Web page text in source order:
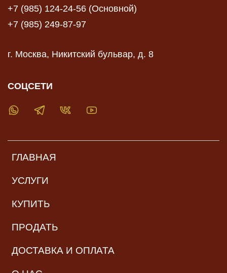
ГЛАВНАЯ
УСЛУГИ
КУПИТЬ
ПРОДАТЬ
ДОСТАВКА И ОПЛАТА
+7 (985) 124-24-56 (Основной)
+7 (985) 249-87-97
г. Москва, Никитский бульвар, д. 8
СОЦСЕТИ